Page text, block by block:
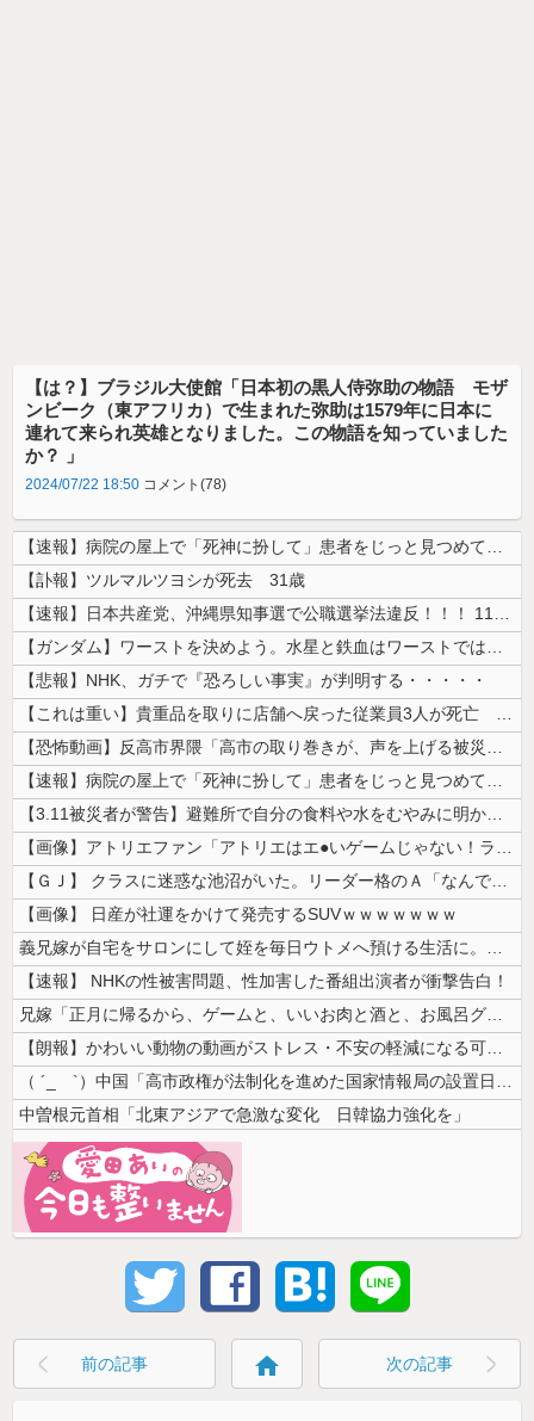
【は？】ブラジル大使館「日本初の黒人侍弥助の物語 モザ
ンビーク（東アフリカ）で生まれた弥助は1579年に日本に
連れて来られ英雄となりました。この物語を知っていました
か？ 」
2024/07/22 18:50 コメント(78)
【速報】病院の屋上で「死神に扮して」患者をじっと見つめていた男性を逮捕
【訃報】ツルマルツヨシが死去 31歳
【速報】日本共産党、沖縄県知事選で公職選挙法違反！！！ 110番通報さ...
【ガンダム】ワーストを決めよう。水星と鉄血はワーストではない。ageか...
【悲報】NHK、ガチで『恐ろしい事実』が判明する・・・・・
【これは重い】貴重品を取りに店舗へ戻った従業員3人が死亡 オンワードが...
【恐怖動画】反高市界隈「高市の取り巻きが、声を上げる被災地のおばちゃん...
【速報】病院の屋上で「死神に扮して」患者をじっと見つめていた男性を逮捕
【3.11被災者が警告】避難所で自分の食料や水をむやみに明かしてはいけ...
【画像】アトリエファン「アトリエはエ●いゲームじゃない！ライザを性的な...
【ＧＪ】 クラスに迷惑な池沼がいた。リーダー格のＡ「なんで支援学級に入...
【画像】 日産が社運をかけて発売するSUVｗｗｗｗｗｗｗ
義兄嫁が自宅をサロンにして姪を毎日ウトメへ預ける生活に。数年後、そのツ...
【速報】 NHKの性被害問題、性加害した番組出演者が衝撃告白！
兄嫁「正月に帰るから、ゲームと、いいお肉と酒と、お風呂グッズの準備しと...
【朗報】かわいい動物の動画がストレス・不安の軽減になる可能性。英大学の...
（ ´_ゝ`）中国「高市政権が法制化を進めた国家情報局の設置日が7月3...
中曽根元首相「北東アジアで急激な変化 日韓協力強化を」
前の記事 home 次の記事